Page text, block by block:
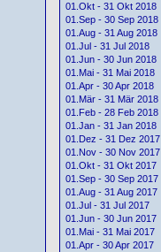
01.Okt - 31 Okt 2018
01.Sep - 30 Sep 2018
01.Aug - 31 Aug 2018
01.Jul - 31 Jul 2018
01.Jun - 30 Jun 2018
01.Mai - 31 Mai 2018
01.Apr - 30 Apr 2018
01.Mär - 31 Mär 2018
01.Feb - 28 Feb 2018
01.Jan - 31 Jan 2018
01.Dez - 31 Dez 2017
01.Nov - 30 Nov 2017
01.Okt - 31 Okt 2017
01.Sep - 30 Sep 2017
01.Aug - 31 Aug 2017
01.Jul - 31 Jul 2017
01.Jun - 30 Jun 2017
01.Mai - 31 Mai 2017
01.Apr - 30 Apr 2017